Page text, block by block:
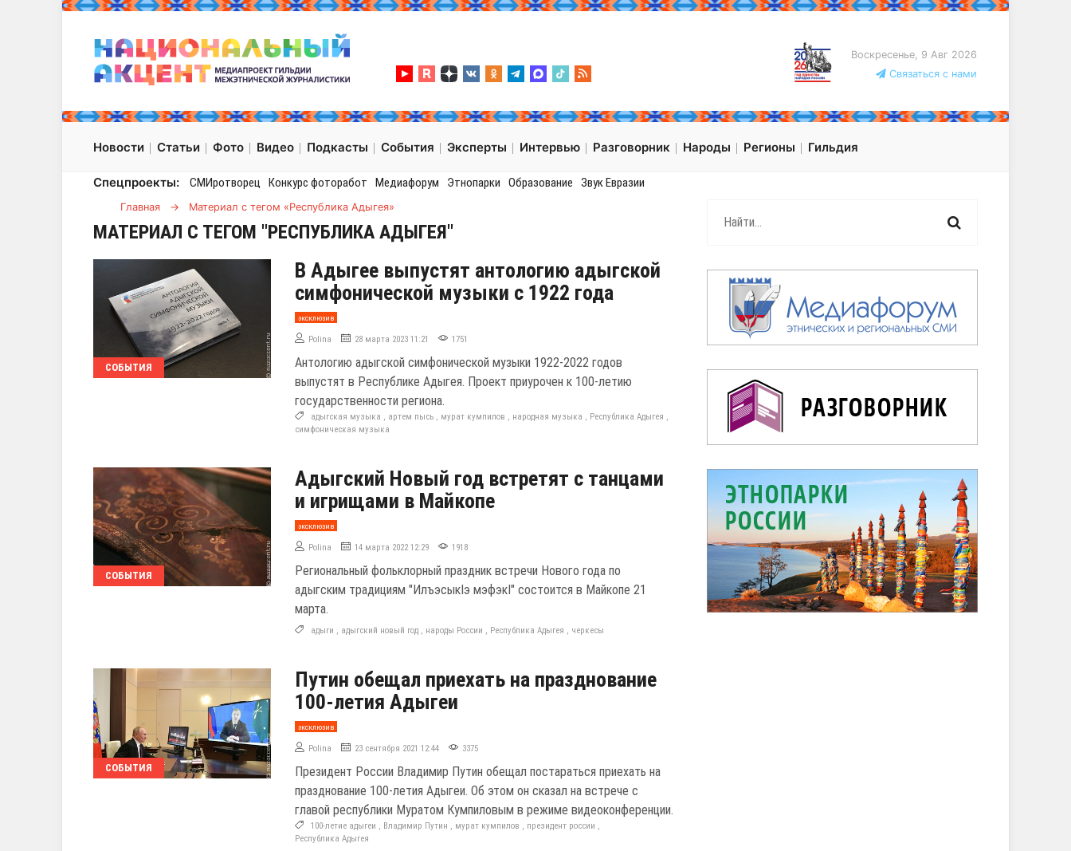
Воскресенье, 9 Авг 2026
Связаться с нами
Новости Статьи Фото Видео Подкасты События Эксперты Интервью Разговорник Народы Регионы Гильдия
Спецпроекты: СМИротворец Конкурс фоторабот Медиафорум Этнопарки Образование Звук Евразии
Главная → Материал с тегом «Республика Адыгея»
МАТЕРИАЛ С ТЕГОМ "РЕСПУБЛИКА АДЫГЕЯ"
СОБЫТИЯ
В Адыгее выпустят антологию адыгской
симфонической музыки с 1922 года
эксклюзив
Polina 28 марта 2023 11:21 1751
Антологию адыгской симфонической музыки 1922-2022 годов
выпустят в Республике Адыгея. Проект приурочен к 100-летию
государственности региона.
адыгская музыка , артем пысь , мурат кумпилов , народная музыка , Республика Адыгея ,
симфоническая музыка
СОБЫТИЯ
Адыгский Новый год встретят с танцами
и игрищами в Майкопе
эксклюзив
Polina 14 марта 2022 12:29 1918
Региональный фольклорный праздник встречи Нового года по
адыгским традициям "ИлъэсыкIэ мэфэкI" состоится в Майкопе 21
марта.
адыги , адыгский новый год , народы России , Республика Адыгея , черкесы
СОБЫТИЯ
Путин обещал приехать на празднование
100-летия Адыгеи
эксклюзив
Polina 23 сентября 2021 12:44 3375
Президент России Владимир Путин обещал постараться приехать на
празднование 100-летия Адыгеи. Об этом он сказал на встрече с
главой республики Муратом Кумпиловым в режиме видеоконференции.
100-летие адыгеи , Владимир Путин , мурат кумпилов , президент россии ,
Республика Адыгея